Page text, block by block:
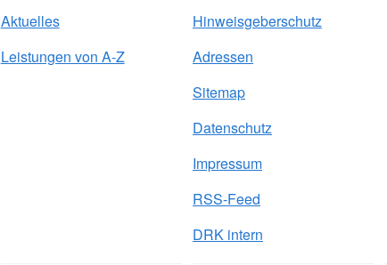
Aktuelles
Leistungen von A-Z
Hinweisgeberschutz
Adressen
Sitemap
Datenschutz
Impressum
RSS-Feed
DRK intern